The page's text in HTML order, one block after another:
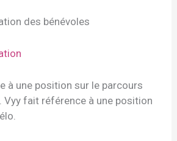
des bénévoles
à une position sur le parcours
Vyy fait référence à une position